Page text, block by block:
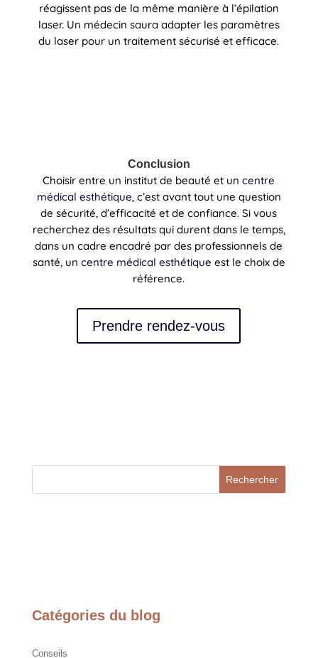
réagissent pas de la même manière à l’épilation
laser. Un médecin saura adapter les paramètres
du laser pour un traitement sécurisé et efficace.
Conclusion
Choisir entre un institut de beauté et uncentre
médical esthétique, c’est avant tout une question
de sécurité, d’efficacité et de confiance. Si vous
recherchez des résultats qui durent dans le temps,
dans un cadre encadré par des professionnels de
santé, un centre médical esthétique est le choix de
référence.
Prendre rendez-vous
Rechercher
Catégories du blog
Conseils